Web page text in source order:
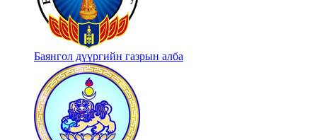
Баянгол дүүргийн газрын алба